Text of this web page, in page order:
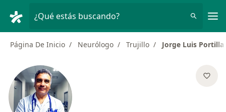
¿Qué estás buscando?
Página De Inicio Neurólogo Trujillo Jorge Luis